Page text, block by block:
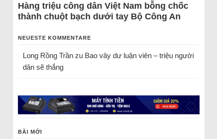
Hàng triệu công dân Việt Nam bỗng chốc
thành chuột bạch dưới tay Bộ Công An
NEUESTE KOMMENTARE
Long Rồng Trầnzu Bao vây dư luận viên – triệu người
dân sẽ thắng
BÀI MỚI